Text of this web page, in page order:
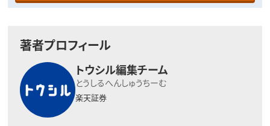
著者プロフィール
トウシル編集チーム
とうしるへんしゅうちーむ
楽天証券